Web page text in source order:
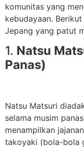
komunitas yang
kebudayaan.
Jepang yang patut
1. Natsu
Panas)
Natsu Matsuri
selama musim
menampilkan
takoyaki (bola-bola